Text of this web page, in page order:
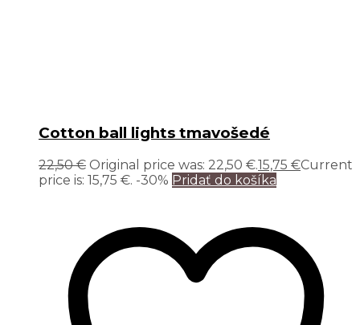
Cotton ball lights tmavošedé
22,50€ Original price was: 22,50 €.15,75 €Current
price is: 15,75 €. -30% Pridať do košíka